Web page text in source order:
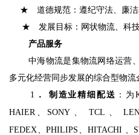
★　道德规范：遵纪守法、廉洁
★　发展目标：网状物流、科
产品服务
中海物流是集物流网络运营
多元化经营同步发展的综合型物流
1
． 制造业精细配送 ：为
HAIER
SONY TCL
FEDEX 、PHILIPS HITACHI